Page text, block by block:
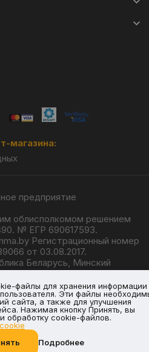
магазина:
предприятие
облисполкомом решением
№ ЕГР 690617593.
Регистрационный номер
от 03.08.2017.
Беларусь, Минский
4/1.
— Giperlink.by
файлы для хранения информации
Эти файлы
сайта, а также для улучшения
Нажимая кнопку Принять, вы
обработку cookie-файлов.
Подробнее